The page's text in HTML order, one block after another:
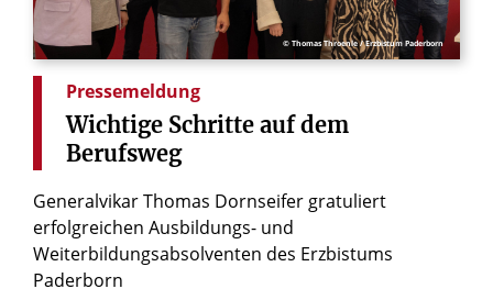
© Thomas Throenle / Erzbistum Paderborn
Pressemeldung
Wichtige Schritte auf dem
Berufsweg
Generalvikar Thomas Dornseifer gratuliert
erfolgreichen Ausbildungs- und
Weiterbildungsabsolventen des Erzbistums
Paderborn